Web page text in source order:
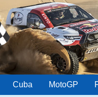
Cuba MotoGP